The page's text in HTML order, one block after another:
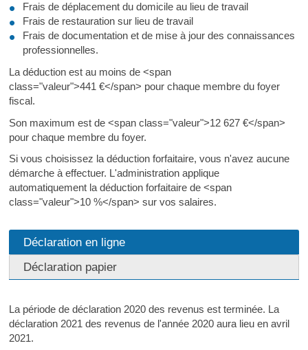
Frais de déplacement du domicile au lieu de travail
Frais de restauration sur lieu de travail
Frais de documentation et de mise à jour des connaissances
professionnelles.
La déduction est au moins de <span
class="valeur">441 €</span> pour chaque membre du foyer
fiscal.
Son maximum est de <span class="valeur">12 627 €</span>
pour chaque membre du foyer.
Si vous choisissez la déduction forfaitaire, vous n'avez aucune
démarche à effectuer. L'administration applique
automatiquement la déduction forfaitaire de <span
class="valeur">10 %</span> sur vos salaires.
Déclaration en ligne
Déclaration papier
La période de déclaration 2020 des revenus est terminée. La
déclaration 2021 des revenus de l'année 2020 aura lieu en avril
2021.